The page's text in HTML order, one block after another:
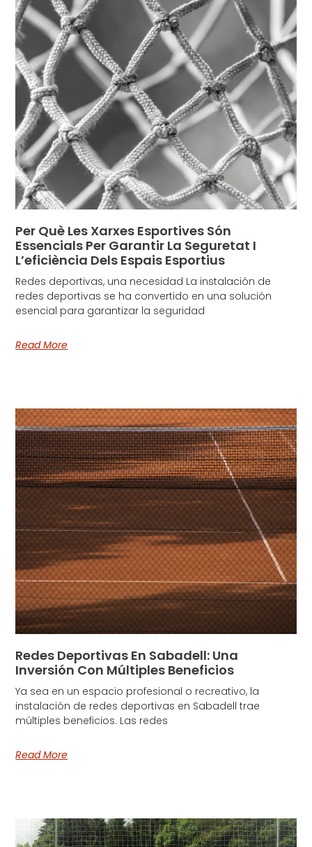
Per Què Les Xarxes Esportives Són
Essencials Per Garantir La Seguretat I
L’eficiència Dels Espais Esportius
Redes deportivas, una necesidad La instalación de
redes deportivas se ha convertido en una solución
esencial para garantizar la seguridad
Read More
Redes Deportivas En Sabadell: Una
Inversión Con Múltiples Beneficios
Ya sea en un espacio profesional o recreativo, la
instalación de redes deportivas en Sabadell trae
múltiples beneficios. Las redes
Read More